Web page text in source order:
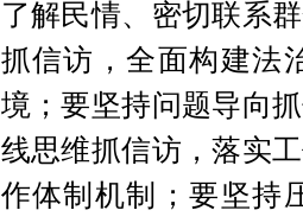
了解民情、密切联系
抓信访，全面构建法
境；要坚持问题导向
线思维抓信访，落实
作体制机制；要坚持